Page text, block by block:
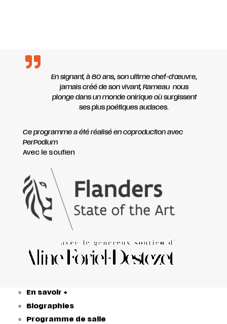
En signant, à 80 ans, son ultime chef-d’œuvre,
jamais créé de son vivant, Rameau nous
plonge dans un monde onirique où surgissent
ses plus poétiques audaces.
Ce programme a été réalisé en coproduction avec
PerPodium
Avec le soutien
En savoir +
Biographies
Programme de salle